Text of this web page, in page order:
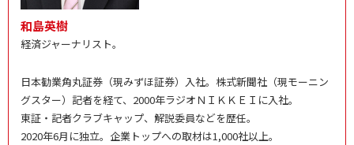
和島英樹
経済ジャーナリスト。
日本勧業角丸証券（現みずほ証券）入社。株式新聞社（現モーニン
グスター）記者を経て、2000年ラジオＮＩＫＫＥＩに入社。
東証・記者クラブキャップ、解説委員などを歴任。
2020年6月に独立。企業トップへの取材は1,000社以上。